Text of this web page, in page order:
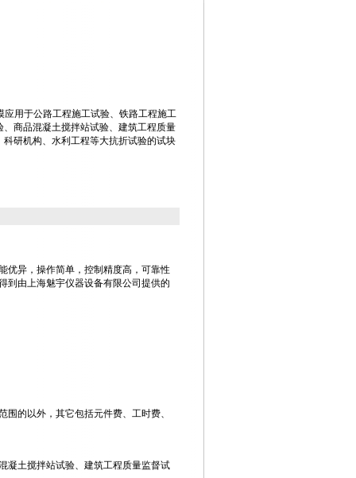
用于公路工程施工试验、铁路工程施工
商品混凝土搅拌站试验、建筑工程质量
研机构、水利工程等大抗折试验的试块
优异，操作简单，控制精度高，可靠性
到由上海魅宇仪器设备有限公司提供的
的以外，其它包括元件费、工时费、
凝土搅拌站试验、建筑工程质量监督试